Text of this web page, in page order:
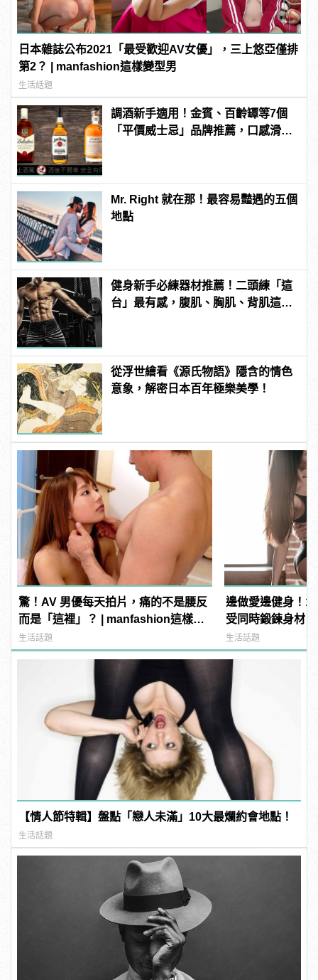
日本雜誌公布2021「最受歡迎AV女優」，三上悠亞僅排
第2？ | manfashion這樣變型男
生活話題
調酒新手適用！金賓、百齡罈等7個
「平價威士忌」品牌推薦，口感滑順
Mr. Right 就在那！最容易豔遇的五個
地點
健身新手必練器材推薦！二頭練「這
台」最有感，腹肌、胸肌、背肌這樣
從浮世繪看《源氏物語》隱含的情色
意象，解密日本百年極樂美學！
驚！AV 男優每天拍片，痛的不是腰反
而是「這裡」？ | manfashion這樣變
型男
生活話題
邊做愛邊健身！
受同時鍛鍊身材
生活話題
【情人節特輯】盤點「戀人未滿」10大最爛約會地點！
生活話題